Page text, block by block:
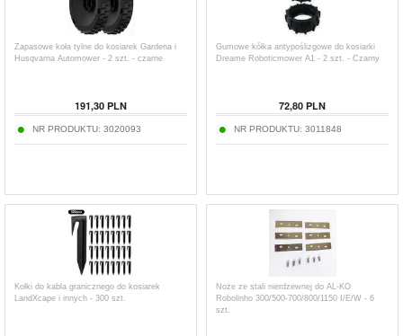
Zapasowe koła tylne do kosiarek Gardena i
Husqvarna Automower - 2 szt. - czarne
191,30 PLN
NR PRODUKTU: 3020093
Gumowe kółka antypoślizgowe do kosiarki
Dreame Roboticmower A1 - 2 szt. - Czarny
72,80 PLN
NR PRODUKTU: 3011848
Kołki do kabla granicznego do kosiarek
LandXcape i innych - 300 szt.
Noże ze stali nierdzewnej do AL-KO
Robolinho 300/500-700/800/1150 I/E/W - 6
szt.